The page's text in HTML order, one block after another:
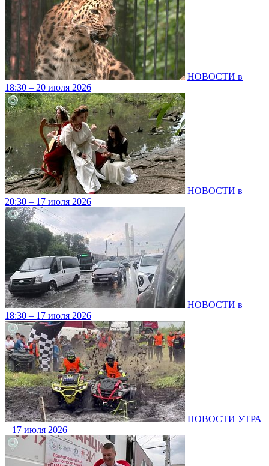
НОВОСТИ в
18:30 – 20 июля 2026
НОВОСТИ в
20:30 – 17 июля 2026
НОВОСТИ в
18:30 – 17 июля 2026
НОВОСТИ УТРА
– 17 июля 2026